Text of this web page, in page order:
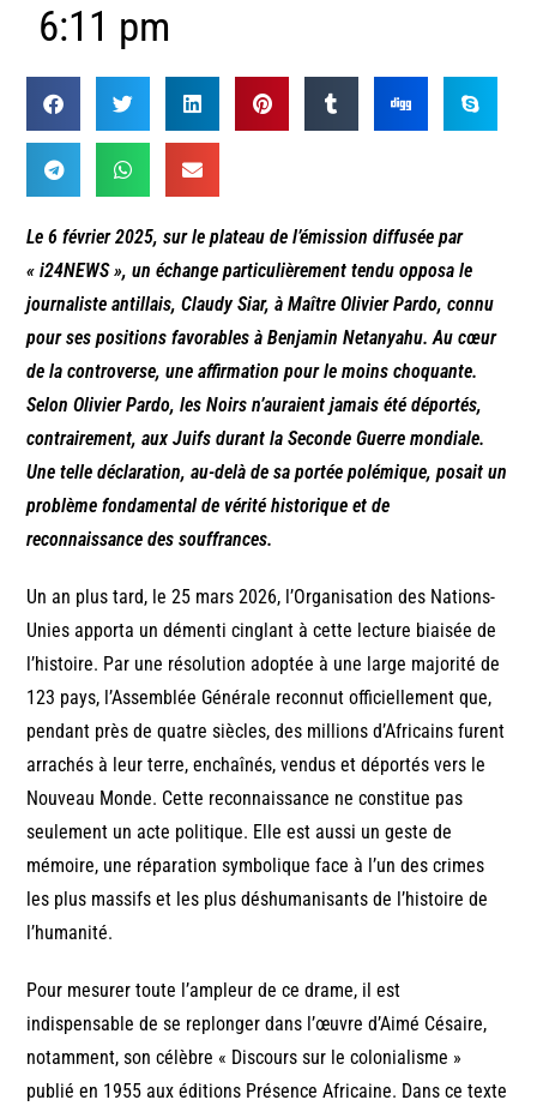
6:11 pm
Le 6 février 2025, sur le plateau de l’émission diffusée par
« i24NEWS », un échange particulièrement tendu opposa le
journaliste antillais, Claudy Siar, à Maître Olivier Pardo, connu
pour ses positions favorables à Benjamin Netanyahu. Au cœur
de la controverse, une affirmation pour le moins choquante.
Selon Olivier Pardo, les Noirs n’auraient jamais été déportés,
contrairement, aux Juifs durant la Seconde Guerre mondiale.
Une telle déclaration, au-delà de sa portée polémique, posait un
problème fondamental de vérité historique et de
reconnaissance des souffrances.
Un an plus tard, le 25 mars 2026, l’Organisation des Nations-
Unies apporta un démenti cinglant à cette lecture biaisée de
l’histoire. Par une résolution adoptée à une large majorité de
123 pays, l’Assemblée Générale reconnut officiellement que,
pendant près de quatre siècles, des millions d’Africains furent
arrachés à leur terre, enchaînés, vendus et déportés vers le
Nouveau Monde. Cette reconnaissance ne constitue pas
seulement un acte politique. Elle est aussi un geste de
mémoire, une réparation symbolique face à l’un des crimes
les plus massifs et les plus déshumanisants de l’histoire de
l’humanité.
Pour mesurer toute l’ampleur de ce drame, il est
indispensable de se replonger dans l’œuvre d’Aimé Césaire,
notamment, son célèbre « Discours sur le colonialisme »
publié en 1955 aux éditions Présence Africaine. Dans ce texte